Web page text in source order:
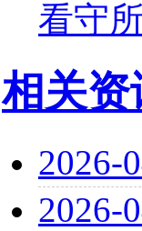
看守
相关资
2026-
2026-